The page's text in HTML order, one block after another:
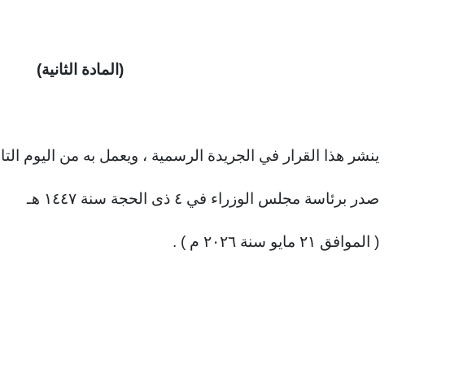
(المادة الثانية)
ينشر هذا القرار في الجريدة الرسمية ، ويعمل به من اليوم
صدر برئاسة مجلس الوزراء في ٤ ذى الحجة سنة ١٤٤٧ هـ
( الموافق ٢١ مايو سنة ٢٠٢٦ م ) .